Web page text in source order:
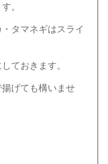
。
タマネギはスライ
ておきます。
げても構いませ